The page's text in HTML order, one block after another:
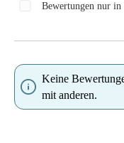
Bewertungen nur in
Keine
mit anderen.